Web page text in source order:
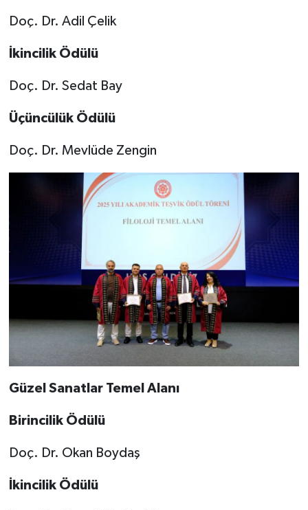
Doç. Dr. Adil Çelik
İkincilik Ödülü
Doç. Dr. Sedat Bay
Üçüncülük Ödülü
Doç. Dr. Mevlüde Zengin
Güzel Sanatlar Temel Alanı
Birincilik Ödülü
Doç. Dr. Okan Boydaş
İkincilik Ödülü